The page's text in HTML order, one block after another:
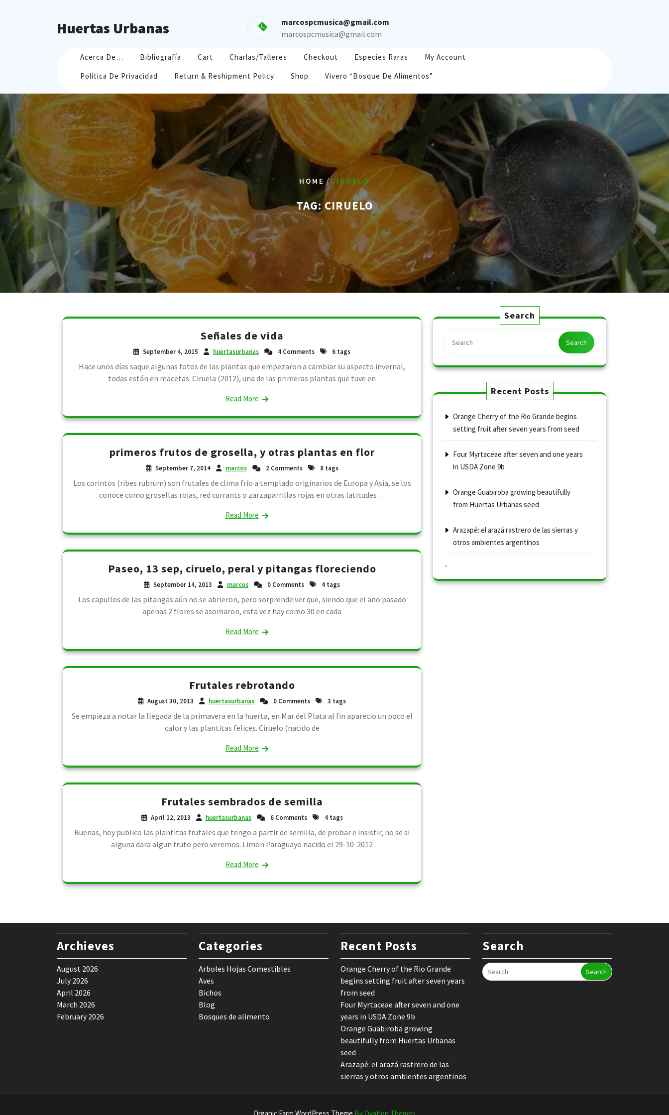
Huertas Urbanas
marcospcmusica@gmail.com
marcospcmusica@gmail.com
Acerca De… Bibliografía Cart Charlas/Talleres Checkout Especies Raras
My Account
Política De Privacidad
Return & Reshipment Policy Shop Vivero “Bosque De Alimentos”
HOME /CIRUELO
TAG:CIRUELO
Señales de vida
September 4, 2015 huertasurbanas 4 Comments 6 tags
Hace unos días saque algunas fotos de las plantas que empezaron a cambiar su aspecto invernal,
todas están en macetas. Ciruela (2012), una de las primeras plantas que tuve en
Read More
primeros frutos de grosella, y otras plantas en flor
September 7, 2014 marcos 2 Comments 8 tags
Los corintos (ribes rubrum) son frutales de clima frío a templado originarios de Europa y Asia, se los
conoce como grosellas rojas, red currants o zarzaparrillas rojas en otras latitudes…
Read More
Paseo, 13 sep, ciruelo, peral y pitangas floreciendo
September 14, 2013 marcos 0 Comments 4 tags
Los capullos de las pitangas aún no se abrieron, pero sorprende ver que, siendo que el año pasado
apenas 2 flores se asomaron, esta vez hay como 30 en cada
Read More
Frutales rebrotando
August 30, 2013 huertasurbanas 0 Comments 3 tags
Se empieza a notar la llegada de la primavera en la huerta, en Mar del Plata al fin aparecio un poco el
calor y las plantitas felices. Ciruelo (nacido de
Read More
Frutales sembrados de semilla
April 12, 2013 huertasurbanas 6 Comments 4 tags
Buenas, hoy publico las plantitas frutales que tengo a partir de semilla, de probar e insistir, no se si
alguna dara algun fruto pero veremos. Limon Paraguayo nacido el 29-10-2012
Read More
Search
Search
Recent Posts
Orange Cherry of the Rio Grande begins
setting fruit after seven years from seed
Four Myrtaceae after seven and one years
in USDA Zone 9b
Orange Guabiroba growing beautifully
from Huertas Urbanas seed
Arazapé: el arazá rastrero de las sierras y
otros ambientes argentinos
Archieves
August 2026
July 2026
April 2026
March 2026
February 2026
Categories
Arboles Hojas Comestibles
Aves
Bichos
Blog
Bosques de alimento
Recent Posts
Orange Cherry of the Rio Grande
begins setting fruit after seven years
from seed
Four Myrtaceae after seven and one
years in USDA Zone 9b
Orange Guabiroba growing
beautifully from Huertas Urbanas
seed
Arazapé: el arazá rastrero de las
sierras y otros ambientes argentinos
Search
Search